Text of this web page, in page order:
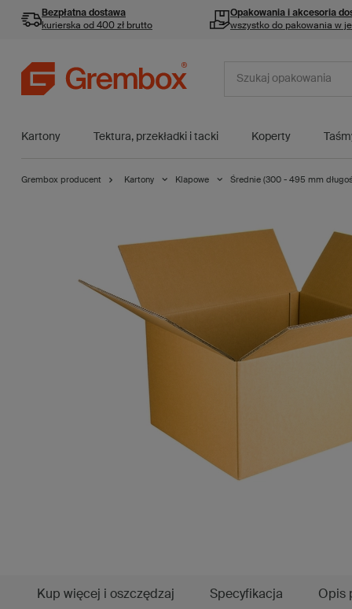
Bezpłatna dostawa
kurierska od 400 zł brutto
Opakowania i akcesoria
wszystko do pakowania w
Kartony Tektura, przekładki i tacki Koperty
Grembox producent Kartony Klapowe Średnie (300 - 495 mm
Kup więcej i oszczędzaj Specyfikacja Opis